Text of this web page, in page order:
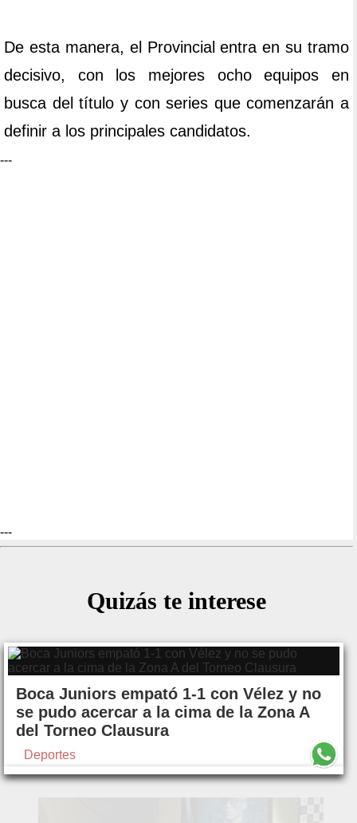
De esta manera, el Provincial entra en su tramo
decisivo, con los mejores ocho equipos en
busca del título y con series que comenzarán a
definir a los principales candidatos.
---
---
Quizás te interese
Boca Juniors empató 1-1 con Vélez y no
se pudo acercar a la cima de la Zona A
del Torneo Clausura
Deportes